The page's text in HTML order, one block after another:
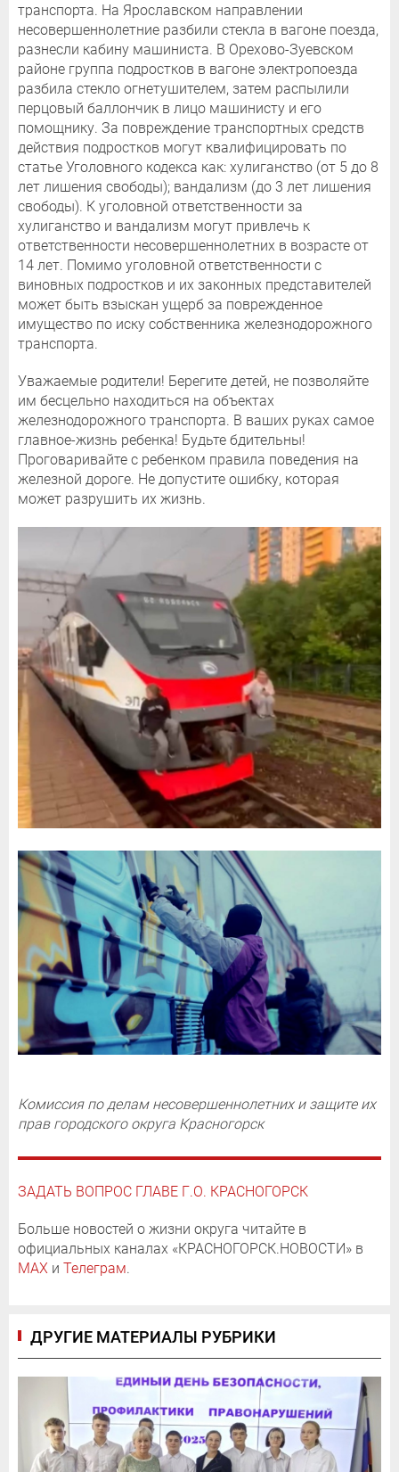
транспорта. На Ярославском направлении
несовершеннолетние разбили стекла в вагоне поезда,
разнесли кабину машиниста. В Орехово-Зуевском
районе группа подростков в вагоне электропоезда
разбила стекло огнетушителем, затем распылили
перцовый баллончик в лицо машинисту и его
помощнику. За повреждение транспортных средств
действия подростков могут квалифицировать по
статье Уголовного кодекса как: хулиганство (от 5 до 8
лет лишения свободы); вандализм (до 3 лет лишения
свободы). К уголовной ответственности за
хулиганство и вандализм могут привлечь к
ответственности несовершеннолетних в возрасте от
14 лет. Помимо уголовной ответственности с
виновных подростков и их законных представителей
может быть взыскан ущерб за поврежденное
имущество по иску собственника железнодорожного
транспорта.
Уважаемые родители! Берегите детей, не позволяйте
им бесцельно находиться на объектах
железнодорожного транспорта. В ваших руках самое
главное-жизнь ребенка! Будьте бдительны!
Проговаривайте с ребенком правила поведения на
железной дороге. Не допустите ошибку, которая
может разрушить их жизнь.
Комиссия по делам несовершеннолетних и защите их
прав городского округа Красногорск
ЗАДАТЬ ВОПРОС ГЛАВЕ Г.О. КРАСНОГОРСК
Больше новостей о жизни округа читайте в
официальных каналах «КРАСНОГОРСК.НОВОСТИ» в
MAX и Телеграм.
ДРУГИЕ МАТЕРИАЛЫ РУБРИКИ